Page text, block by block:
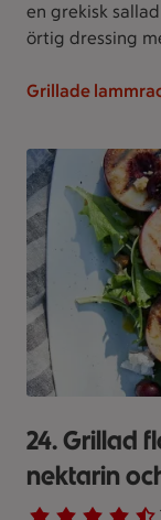
en grekisk
örtig dressing
Grillade
24. Grillad
nektarin